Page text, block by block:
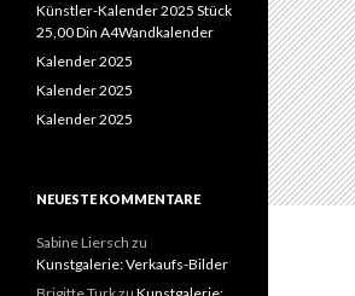
Künstler-Kalender 2025 Stück
25,00 Din A4Wandkalender
Kalender 2025
Kalender 2025
Kalender 2025
NEUESTE KOMMENTARE
Sabine Liersch zu
Kunstgalerie: Verkaufs-Bilder